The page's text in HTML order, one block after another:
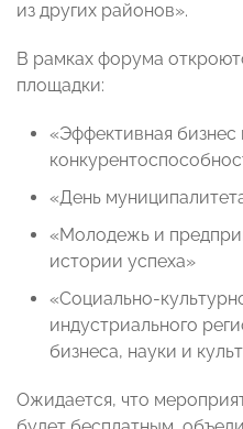
из других районов».
В рамках форума
площадки:
«Эффективная бизнес
«День
«Молодежь и
истории успеха»
«Социально-
индустриального
бизнеса, науки и
Ожидается, что